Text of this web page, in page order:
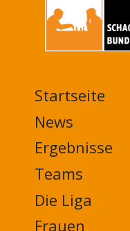
MAIN
NAVIGATION
FOOTER
Startseite
News
Ergebnisse
Teams
Die Liga
Frauen